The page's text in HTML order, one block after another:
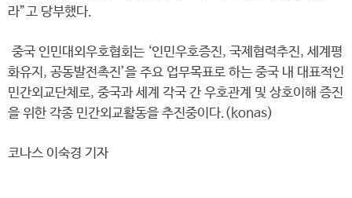
라”고 당부했다.
중국 인민대외우호협회는 ‘인민우호증진, 국제협력추진, 세계평
화유지, 공동발전촉진’을 주요 업무목표로 하는 중국 내 대표적인
민간외교단체로, 중국과 세계 각국 간 우호관계 및 상호이해 증진
을 위한 각종 민간외교활동을 추진중이다.(konas)
코나스 이숙경 기자